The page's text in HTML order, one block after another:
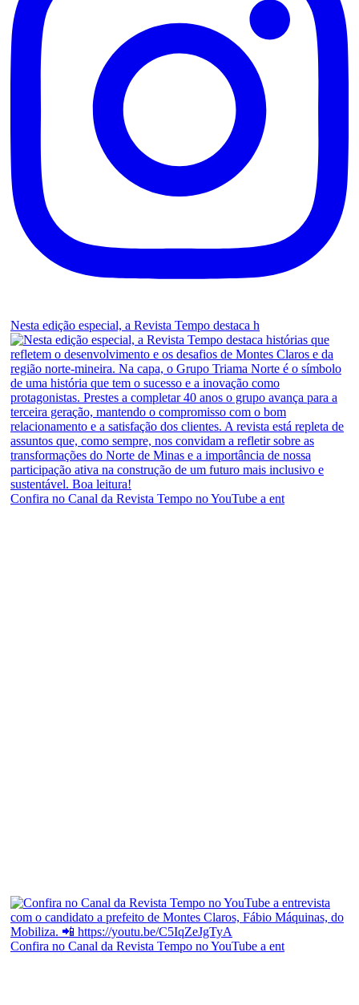
Nesta edição especial, a Revista Tempo destaca h
Confira no Canal da Revista Tempo no YouTube a ent
Confira no Canal da Revista Tempo no YouTube a ent